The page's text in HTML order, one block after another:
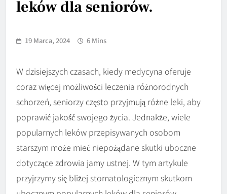
leków dla seniorów.
19 Marca, 2024 6 Mins
W dzisiejszych czasach, kiedy medycyna oferuje
coraz więcej możliwości leczenia różnorodnych
schorzeń, seniorzy często przyjmują różne leki, aby
poprawić jakość swojego życia. Jednakże, wiele
popularnych leków przepisywanych osobom
starszym może mieć niepożądane skutki uboczne
dotyczące zdrowia jamy ustnej. W tym artykule
przyjrzymy się bliżej stomatologicznym skutkom